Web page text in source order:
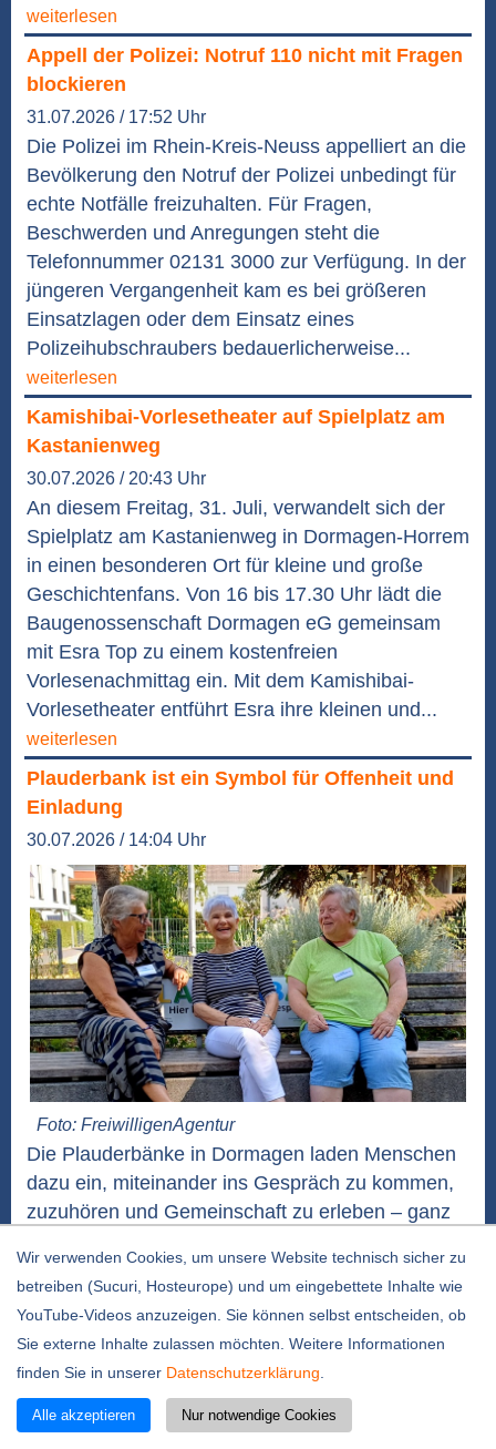
Wir verwenden Cookies, um unsere Website technisch sicher zu
betreiben (Sucuri, Hosteurope) und um eingebettete Inhalte wie
YouTube-Videos anzuzeigen. Sie können selbst entscheiden, ob
Sie externe Inhalte zulassen möchten. Weitere Informationen
finden Sie in unserer Datenschutzerklärung
Alle akzeptieren Nur notwendige Cookies
weiterlesen
Appell der Polizei: Notruf 110 nicht mit Fragen
blockieren
31.07.2026 / 17:52 Uhr
Die Polizei im Rhein-Kreis-Neuss appelliert an die
Bevölkerung den Notruf der Polizei unbedingt für
echte Notfälle freizuhalten. Für Fragen,
Beschwerden und Anregungen steht die
Telefonnummer 02131 3000 zur Verfügung. In der
jüngeren Vergangenheit kam es bei größeren
Einsatzlagen oder dem Einsatz eines
Polizeihubschraubers bedauerlicherweise...
weiterlesen
Kamishibai-Vorlesetheater auf Spielplatz am
Kastanienweg
30.07.2026 / 20:43 Uhr
An diesem Freitag, 31. Juli, verwandelt sich der
Spielplatz am Kastanienweg in Dormagen-Horrem
in einen besonderen Ort für kleine und große
Geschichtenfans. Von 16 bis 17.30 Uhr lädt die
Baugenossenschaft Dormagen eG gemeinsam
mit Esra Top zu einem kostenfreien
Vorlesenachmittag ein. Mit dem Kamishibai-
Vorlesetheater entführt Esra ihre kleinen und...
weiterlesen
Plauderbank ist ein Symbol für Offenheit und
Einladung
30.07.2026 / 14:04 Uhr
Foto: FreiwilligenAgentur
Die Plauderbänke in Dormagen laden Menschen
dazu ein, miteinander ins Gespräch zu kommen,
zuzuhören und Gemeinschaft zu erleben – ganz
vom Seniorenbeirat und der FreiwilligenAgentur
ins Leben gerufen. Für zwei Standorte (Horremer
Dorfanger und am Endres-Brunnen, Ecke
Römerstraße / Marktstraße)...
D`Art: Eine Chance für ambitionierte Kreative
und Neulinge